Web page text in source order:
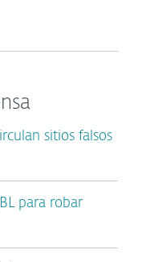
sitios falsos
para robar